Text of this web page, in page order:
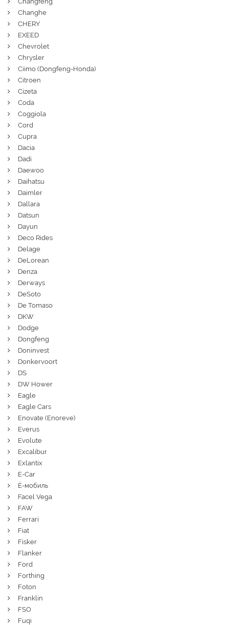
Changhe
CHERY
EXEED
Chevrolet
Chrysler
Ciimo (Dongfeng-Honda)
Citroen
Cizeta
Coda
Coggiola
Cord
Cupra
Dacia
Dadi
Daewoo
Daihatsu
Daimler
Dallara
Datsun
Dayun
Deco Rides
Delage
DeLorean
Denza
Derways
DeSoto
De Tomaso
DKW
Dodge
Dongfeng
Doninvest
Donkervoort
DS
DW Hower
Eagle
Eagle Cars
Enovate (Enoreve)
Everus
Evolute
Excalibur
Exlantix
E-Car
Ё-мобиль
Facel Vega
FAW
Ferrari
Fiat
Fisker
Flanker
Ford
Forthing
Foton
Franklin
FSO
Fuqi